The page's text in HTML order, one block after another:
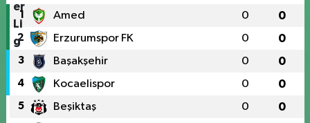
1 Amed 0 0
2 Erzurumspor FK 0 0
3 Başakşehir 0 0
4 Kocaelispor 0 0
5 Beşiktaş 0 0